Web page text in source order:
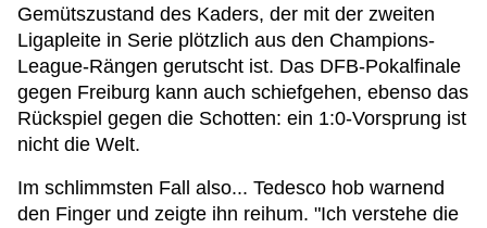
Gemütszustand des Kaders, der mit der zweiten
Ligapleite in Serie plötzlich aus den Champions-
League-Rängen gerutscht ist. Das DFB-Pokalfinale
gegen Freiburg kann auch schiefgehen, ebenso das
Rückspiel gegen die Schotten: ein 1:0-Vorsprung ist
nicht die Welt.
Im schlimmsten Fall also... Tedesco hob warnend
den Finger und zeigte ihn reihum. "Ich verstehe die